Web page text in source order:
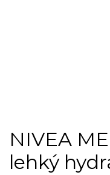
NIVEA
lehký